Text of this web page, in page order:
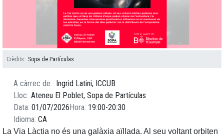
Crèdits Sopa de Partículas
A càrrec de
Ingrid Latini, ICCUB
Lloc Ateneu El Poblet, Sopa de Partículas
Data 01/07/2026Hora 19:00 20:30
Idioma CA
La Via Làctia no és una galàxia aïllada. Al seu voltant orbiten